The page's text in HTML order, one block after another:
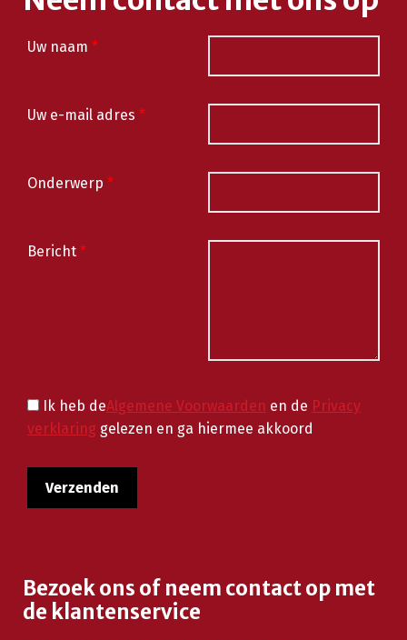
Uw naam *
Uw e-mail adres *
Onderwerp *
Bericht *
Ik heb deAlgemene Voorwaarden en de Privacy
verklaring gelezen en ga hiermee akkoord
Bezoek ons of neem contact op met
de klantenservice